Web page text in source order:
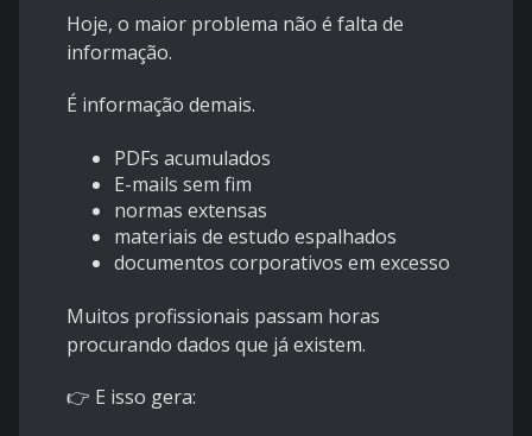
Hoje, o maior problema não é falta de
informação.
É informação demais.
PDFs acumulados
E-mails sem fim
normas extensas
materiais de estudo espalhados
documentos corporativos em excesso
Muitos profissionais passam horas
procurando dados que já existem.
👉 E isso gera: